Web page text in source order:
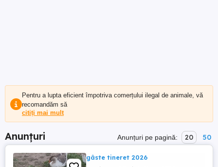
Pentru a lupta eficient împotriva comerțului ilegal de animale, vă
recomandăm să
citiți mai mult
Anunțuri Anunțuri pe pagină: 20 50
gâste tineret 2026